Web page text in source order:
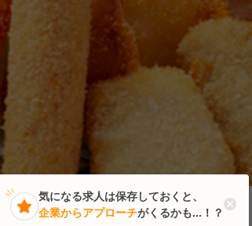
気になる求人は保存しておくと、
企業からアプローチがくるかも...！？